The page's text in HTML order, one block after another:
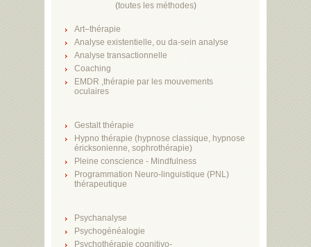
(toutes les méthodes)
Art–thérapie
Analyse existentielle, ou da-sein analyse
Analyse transactionnelle
Coaching
EMDR ,thérapie par les mouvements
oculaires
Gestalt thérapie
Hypno thérapie (hypnose classique, hypnose
éricksonienne, sophrothérapie)
Pleine conscience - Mindfulness
Programmation Neuro-linguistique (PNL)
thérapeutique
Psychanalyse
Psychogénéalogie
Psychothérapie cognitivo-